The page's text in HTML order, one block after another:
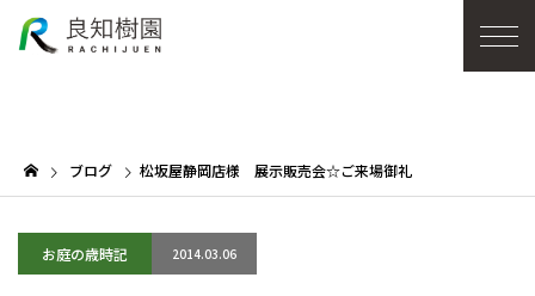
ブログ 松坂屋静岡店様 展示販売会☆ご来場御礼
お庭の歳時記 2014.03.06